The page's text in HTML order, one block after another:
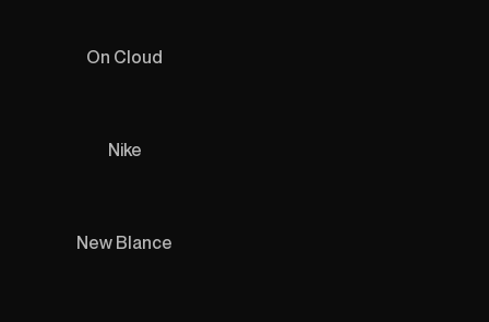
On Cloud
Nike
New Blance